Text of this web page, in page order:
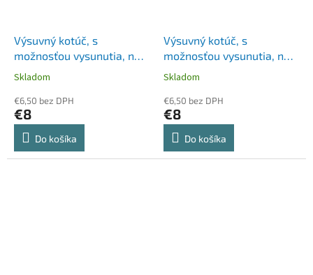
Výsuvný kotúč, s
možnosťou vysunutia, na
patent, DURABLE "Extra
Skladom
€6,50 bez DPH
€8
Do košíka
Výsuvný kotúč, s
možnosťou vysunutia, na
patent, DURABLE "Extra
Skladom
€6,50 bez DPH
€8
Do košíka